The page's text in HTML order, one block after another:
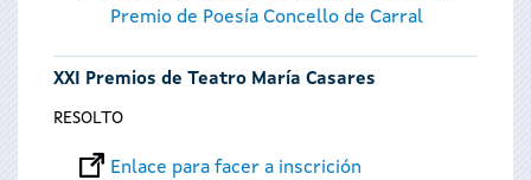
Premio de Poesía Concello de Carral
XXI Premios de Teatro María Casares
RESOLTO
Enlace para facer a inscrición